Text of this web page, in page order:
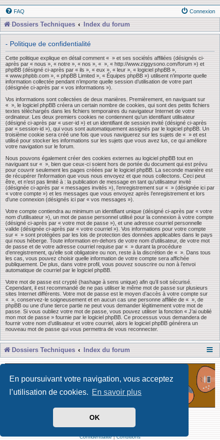
En poursuivant votre navigation, vous acceptez
l’utilisation de cookies. En savoir plus
OK
FAQ Connexion
Dossiers Techniques Index du forum
- Politique de confidentialité
Cette politique explique en détail comment « » et ses sociétés affiliées (désignés ci-
après par « nous », « notre », « nos », « », « http://www.ziggysono.com/forum ») et
phpBB (désigné ci-après par « ils », « eux », « leur », « logiciel phpBB »,
« www.phpbb.com », « phpBB Limited », « Équipes phpBB ») utilisent n’importe quelle
information collectée pendant n’importe quelle session d’utilisation de votre part
(désignée ci-après par « vos informations »).
Vos informations sont collectées de deux manières. Premièrement, en naviguant sur
« », le logiciel phpBB créera un certain nombre de cookies, qui sont des petits fichiers
textes téléchargés dans les fichiers temporaires du navigateur Internet de votre
ordinateur. Les deux premiers cookies ne contiennent qu’un identifiant utilisateur
(désigné ci-après par « user-id ») et un identifiant de session invité (désigné ci-après
par « session-id »), qui vous sont automatiquement assignés par le logiciel phpBB. Un
troisième cookie sera créé une fois que vous naviguerez sur les sujets de « » et est
utilisé pour stocker les informations sur les sujets que vous avez lus, ce qui améliore
votre navigation sur le forum.
Nous pouvons également créer des cookies externes au logiciel phpBB tout en
naviguant sur « », bien que ceux-ci soient hors de portée du document qui est prévu
pour couvrir seulement les pages créées par le logiciel phpBB. La seconde manière est
de récupérer l’information que vous nous envoyez et que nous collectons. Ceci peut
être, et n’est pas limité à : la publication de message en tant qu’utilisateur invité
(désignée ci-après par « messages invités »), l’enregistrement sur « » (désignée ici par
« votre compte ») et les messages que vous envoyez après l’enregistrement et lors
d’une connexion (désignés ici par « vos messages »).
Votre compte contiendra au minimum un identifiant unique (désigné ci-après par « votre
nom d’utilisateur »), un mot de passe personnel utilisé pour la connexion à votre compte
(désigné ci-après par « votre mot de passe »), et une adresse courriel personnelle
valide (désignée ci-après par « votre courriel »). Vos informations pour votre compte
sur « » sont protégées par les lois de protection des données applicables dans le pays
qui nous héberge. Toute information en-dehors de votre nom d’utilisateur, de votre mot
de passe et de votre adresse courriel requise par « » durant la procédure
d’enregistrement, qu’elle soit obligatoire ou non, reste à la discrétion de « ». Dans tous
les cas, vous pouvez choisir quelle information de votre compte sera affichée
publiquement. De plus, dans votre profil, vous pouvez souscrire ou non à l’envoi
automatique de courriel par le logiciel phpBB.
Votre mot de passe est crypté (hashage à sens unique) afin qu’il soit sécurisé.
Cependant, il est recommandé de ne pas utiliser le même mot de passe sur plusieurs
sites Internet différents. Votre mot de passe est le moyen d’accès à votre compte sur
« », conservez-le soigneusement et en aucun cas une personne affiliée de « », de
phpBB ou une d’une tierce partie ne peut vous demander légitimement votre mot de
passe. Si vous oubliez votre mot de passe, vous pouvez utiliser la fonction « J’ai oublié
mon mot de passe » fournie par le logiciel phpBB. Ce processus vous demandera de
fournir votre nom d’utilisateur et votre courriel, alors le logiciel phpBB générera un
nouveau mot de passe qui vous permettra de vous reconnecter.
Dossiers Techniques Index du forum
Développé par Forum Software © phpBB Limited
Traduit par phpBB-fr
Confidentialité|Conditions